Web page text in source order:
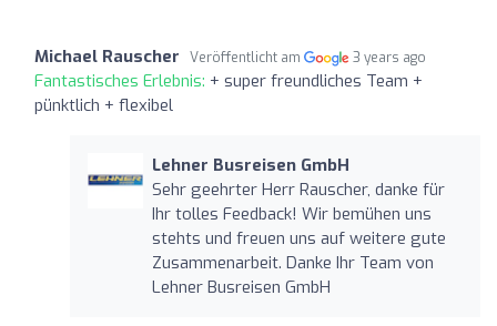
Michael Rauscher Veröffentlicht am 3 years ago
Fantastisches Erlebnis: + super freundliches Team +
pünktlich + flexibel
Lehner Busreisen GmbH
Sehr geehrter Herr Rauscher, danke für
Ihr tolles Feedback! Wir bemühen uns
stehts und freuen uns auf weitere gute
Zusammenarbeit. Danke Ihr Team von
Lehner Busreisen GmbH